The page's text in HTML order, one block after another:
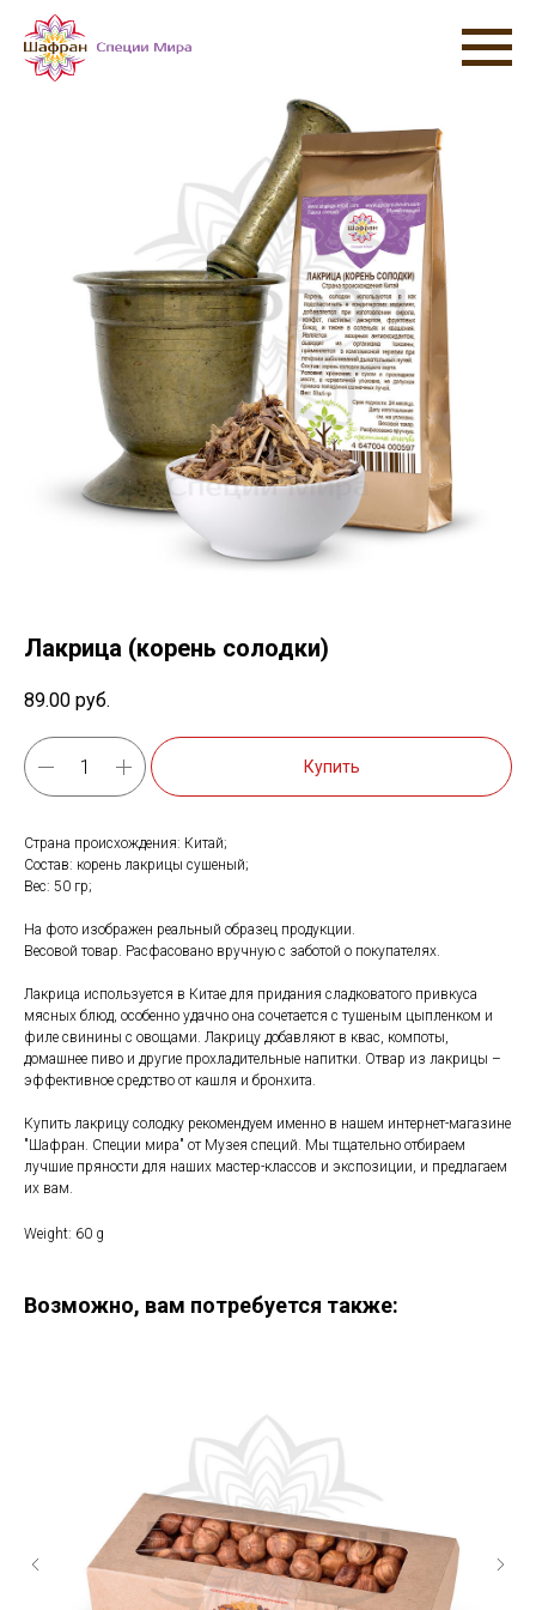
Лакрица (корень солодки)
89.00 руб.
Купить
Страна происхождения: Китай;
Состав: корень лакрицы сушеный;
Вес: 50 гр;
На фото изображен реальный образец продукции.
Весовой товар. Расфасовано вручную с заботой о покупателях.
Лакрица используется в Китае для придания сладковатого привкуса
мясных блюд, особенно удачно она сочетается с тушеным цыпленком и
филе свинины с овощами. Лакрицу добавляют в квас, компоты,
домашнее пиво и другие прохладительные напитки. Отвар из лакрицы –
эффективное средство от кашля и бронхита.
Купить лакрицу солодку рекомендуем именно в нашем интернет-магазине
"Шафран. Специи мира" от Музея специй. Мы тщательно отбираем
лучшие пряности для наших мастер-классов и экспозиции, и предлагаем
их вам.
Weight: 60 g
Возможно, вам потребуется также: